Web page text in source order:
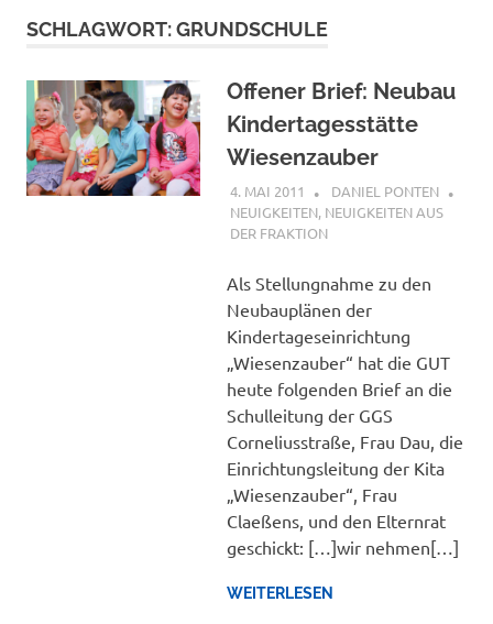
SCHLAGWORT:GRUNDSCHULE
Offener Brief: Neubau
Kindertagesstätte
Wiesenzauber
4. MAI 2011
DANIEL PONTEN
NEUIGKEITEN, NEUIGKEITEN AUS
DER FRAKTION
Als Stellungnahme zu den
Neubauplänen der
Kindertageseinrichtung
„Wiesenzauber“ hat die GUT
heute folgenden Brief an die
Schulleitung der GGS
Corneliusstraße, Frau Dau, die
Einrichtungsleitung der Kita
„Wiesenzauber“, Frau
Claeßens, und den Elternrat
geschickt: […]wir nehmen[…]
WEITERLESEN